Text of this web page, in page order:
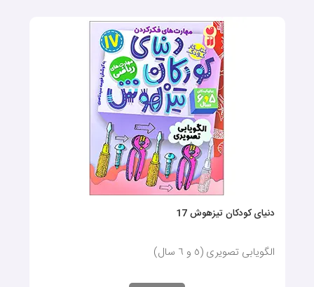
دنیای کودکان تیزهوش 17
الگویابی تصویری (٥ و ٦ سال)